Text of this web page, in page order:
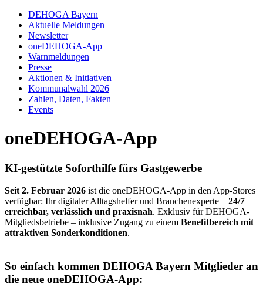
DEHOGA Bayern
Aktuelle Meldungen
Newsletter
oneDEHOGA-App
Warnmeldungen
Presse
Aktionen & Initiativen
Kommunalwahl 2026
Zahlen, Daten, Fakten
Events
oneDEHOGA-App
KI-gestützte Soforthilfe fürs Gastgewerbe
Seit 2. Februar 2026 ist die oneDEHOGA-App in den App-Stores
verfügbar: Ihr digitaler Alltagshelfer und Branchenexperte – 24/7
erreichbar, verlässlich und praxisnah. Exklusiv für DEHOGA-
Mitgliedsbetriebe – inklusive Zugang zu einem Benefitbereich mit
attraktiven Sonderkonditionen.
So einfach kommen DEHOGA Bayern Mitglieder an
die neue oneDEHOGA-App: